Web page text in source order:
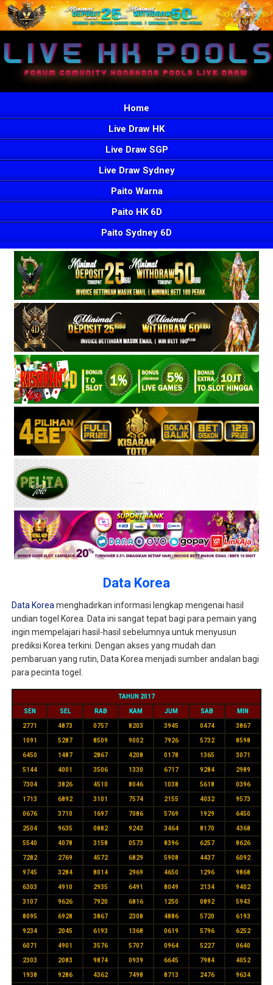
Home
Live Draw HK
Live Draw SGP
Live Draw Sydney
Paito Warna
Paito HK 6D
Paito Sydney 6D
Data Korea
Data Korea menghadirkan informasi lengkap mengenai hasil
undian togel Korea. Data ini sangat tepat bagi para pemain yang
ingin mempelajari hasil-hasil sebelumnya untuk menyusun
prediksi Korea terkini. Dengan akses yang mudah dan
pembaruan yang rutin, Data Korea menjadi sumber andalan bagi
para pecinta togel.
TAHUN 2017
SEN SEL RAB KAM JUM SAB MIN
2771 4873 0757 8203 3945 0474 3867
1091 5287 8509 9002 7926 5732 8598
6450 1487 2867 4208 0178 1365 3071
5144 4001 3506 1330 6717 9284 2989
7304 3826 4510 8046 1038 5618 0396
1713 6892 3101 7574 2155 4032 9573
0676 3710 1697 7086 5769 1929 6450
2504 9635 0882 9243 3464 8170 4368
5540 4078 3158 0573 8396 6257 8626
7282 2769 4572 6829 5908 4437 6092
9745 3284 8014 2969 4650 1296 9868
6303 4910 2935 6491 8049 2134 9402
3107 9626 7920 6816 1250 0892 5943
8095 6928 3867 2308 4886 5720 6193
9234 2045 6193 1368 0619 5796 6252
6071 4901 3576 5707 0964 5227 0640
2303 2083 9874 0939 6645 7984 4052
1938 9286 4362 7498 8713 2476 9634